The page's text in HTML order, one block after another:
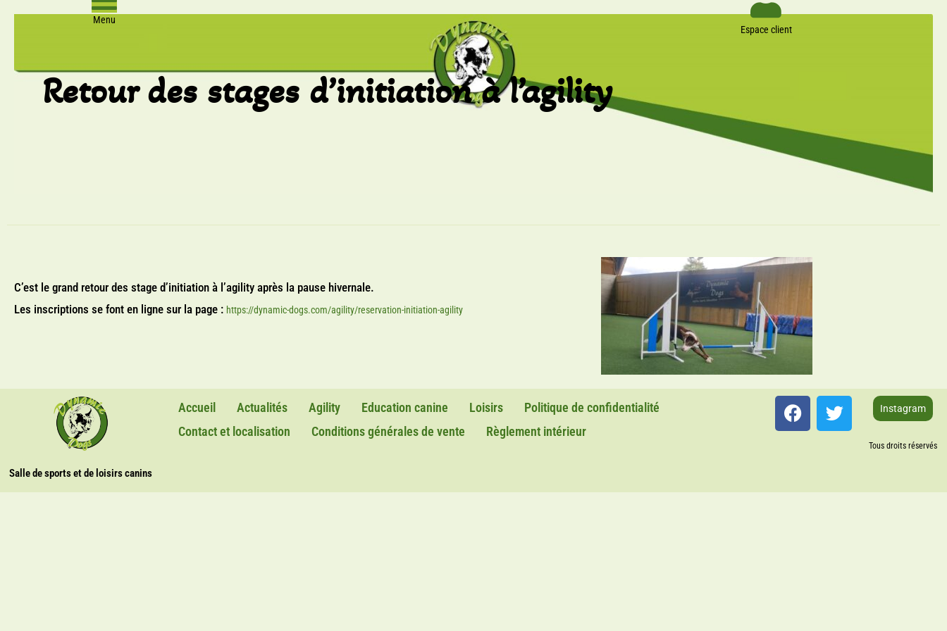
Menu
Espace client
Retour des stages d’initiation à l’agility
C’est le grand retour des stage d’initiation à l’agility après la pause hivernale.
Les inscriptions se font en ligne sur la page : https://dynamic-dogs.com/agility/reservation-initiation-agility
Salle de sports et de loisirs canins
Accueil Actualités Agility Education canine Loisirs
Politique de confidentialité
Contact et localisation
Conditions générales de vente Règlement intérieur
Instagram
Tous droits réservés